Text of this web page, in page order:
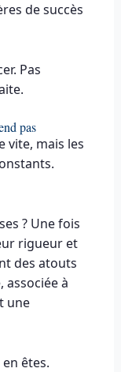
de succès
Pas
pas
vite, mais les
? Une fois
rigueur et
des atouts
associée à
une
êtes.